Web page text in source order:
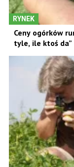
RYNEK
Ceny ogórków
tyle, ile ktoś da”